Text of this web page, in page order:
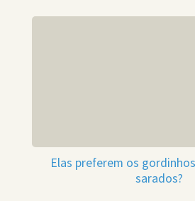
Elas preferem os
sarados?